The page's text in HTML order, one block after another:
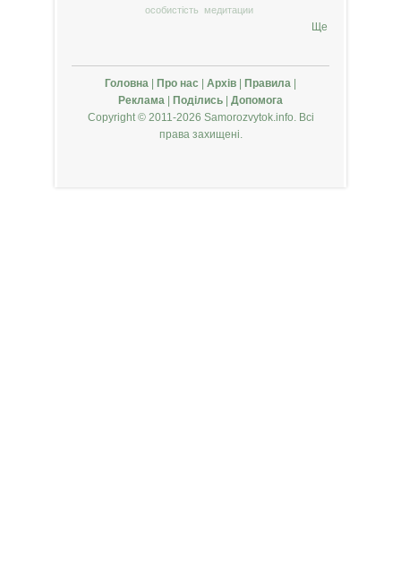
особистість
медитации
Ще
Головна Про нас Архів Правила
Реклама
Поділись
Допомога
Copyright © 2011-2026 Samorozvytok.info. Всі
права захищені.